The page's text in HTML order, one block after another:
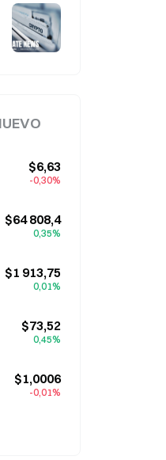
$6,63
-0,30%
$64 808,4
0,35%
$1 913,75
0,01%
$73,52
0,45%
$1,0006
-0,01%